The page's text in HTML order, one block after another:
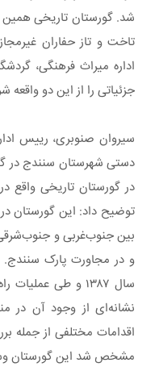
شد. گورستان تاریخی
تاخت و تاز حفاران
اداره میراث فرهنگی،
جزئیاتی را از این دو
سیروان صنوبری، رییس
دستی شهرستان سنندج در
در گورستان تاریخی واقع
توضیح داد: این گورستان در
بین جنوب‌غربی و
و در مجاورت پارک سنندج.
سال ۱۳۸۷ و طی
نشانه‌ای از وجود آن در
اقدامات مختلفی از جمله
مشخص شد این گورستان